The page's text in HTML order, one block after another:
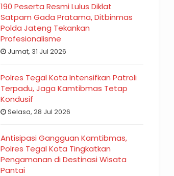
190 Peserta Resmi Lulus Diklat
Satpam Gada Pratama, Ditbinmas
Polda Jateng Tekankan
Profesionalisme
Jumat, 31 Jul 2026
Polres Tegal Kota Intensifkan Patroli
Terpadu, Jaga Kamtibmas Tetap
Kondusif
Selasa, 28 Jul 2026
Antisipasi Gangguan Kamtibmas,
Polres Tegal Kota Tingkatkan
Pengamanan di Destinasi Wisata
Pantai